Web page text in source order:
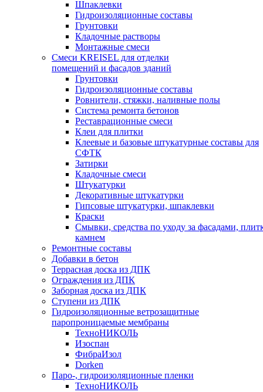
Шпаклевки
Гидроизоляционные составы
Грунтовки
Кладочные растворы
Монтажные смеси
Смеси KREISEL для отделки
помещений и фасадов зданий
Грунтовки
Гидроизоляционные составы
Ровнители, стяжки, наливные полы
Cистема ремонта бетонов
Реставрационные смеси
Клеи для плитки
Клеевые и базовые штукатурные составы для
СФТК
Затирки
Кладочные смеси
Штукатурки
Декоративные штукатурки
Гипсовые штукатурки, шпаклевки
Краски
Смывки, средства по уходу за фасадами,
камнем
Ремонтные составы
Добавки в бетон
Террасная доска из ДПК
Ограждения из ДПК
Заборная доска из ДПК
Ступени из ДПК
Гидроизоляционные ветрозащитные
паропроницаемые мембраны
ТехноНИКОЛЬ
Изоспан
ФибраИзол
Dorken
Паро-, гидроизоляционные пленки
ТехноНИКОЛЬ